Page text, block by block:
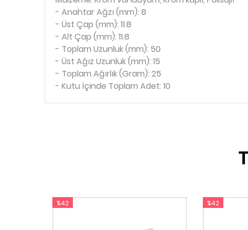
- Anahtar Ağzı (mm): 8
- Üst Çap (mm): 11.8
- Alt Çap (mm): 11.8
- Toplam Uzunluk (mm): 50
- Üst Ağız Uzunluk (mm): 15
- Toplam Ağırlık (Gram): 25
- Kutu İçinde Toplam Adet: 10
%42 %42